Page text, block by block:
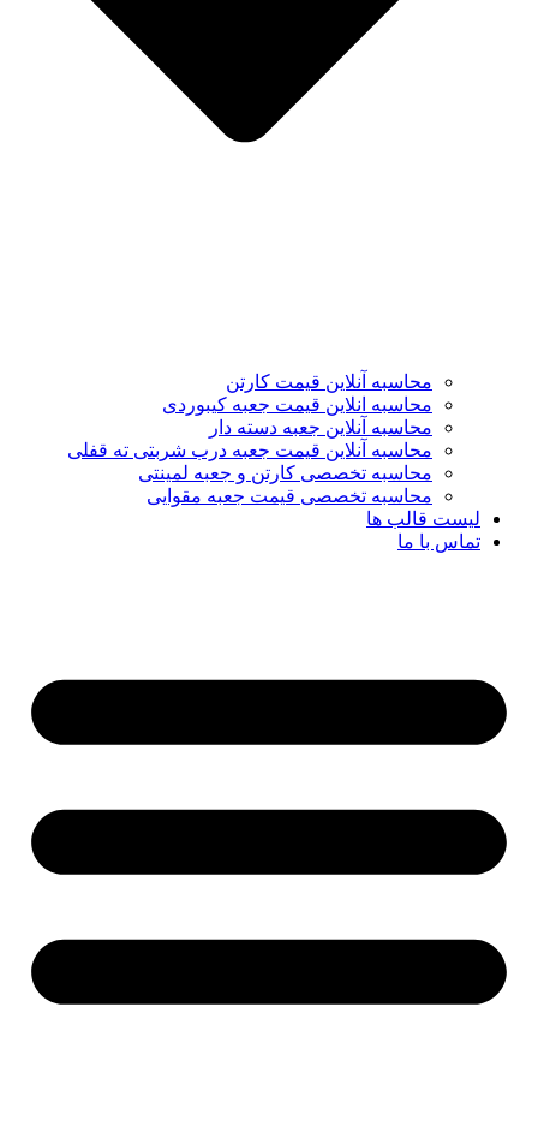
محاسبه آنلاین قیمت کارتن
محاسبه انلاین قیمت جعبه کیبوردی
محاسبه آنلاین جعبه دسته دار
محاسبه آنلاین قیمت جعبه درب شربتی ته قفلی
محاسبه تخصصی کارتن و جعبه لمینتی
محاسبه تخصصی قیمت جعبه مقوایی
لیست قالب ها
تماس با ما